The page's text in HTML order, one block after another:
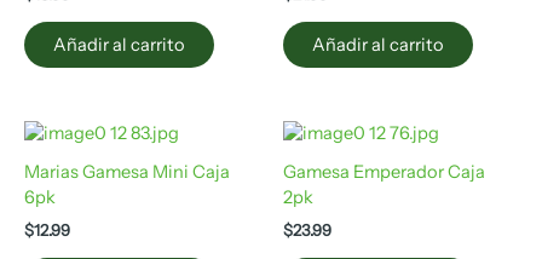
Añadir al carrito Añadir al carrito
Marias Gamesa Mini Caja
6pk
$12.99
Gamesa Emperador Caja
2pk
$23.99